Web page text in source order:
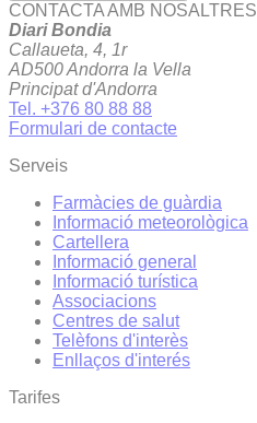
CONTACTA AMB NOSALTRES
Diari Bondia
Callaueta, 4, 1r
AD500 Andorra la Vella
Principat d'Andorra
Tel. +376 80 88 88
Formulari de contacte
Serveis
Farmàcies de guàrdia
Informació meteorològica
Cartellera
Informació general
Informació turística
Associacions
Centres de salut
Telèfons d'interès
Enllaços d'interés
Tarifes